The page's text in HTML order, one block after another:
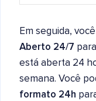
Em seguida,
Aberto 24/7
está aberta 24
semana. Você
formato 24h